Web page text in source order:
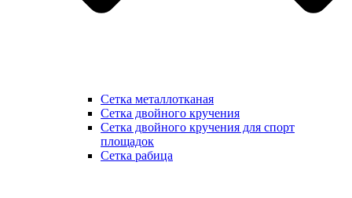
Сетка металлотканая
Сетка двойного кручения
Сетка двойного кручения для спорт
площадок
Сетка рабица